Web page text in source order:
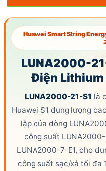
Huawei Smart String
LUNA2000-
Điện Lithium
LUNA2000-21-S1 là
Huawei S1 dung lượng
lập của dòng
công suất
LUNA2000-7-E1, cho
công suất sạc/xả tối đa